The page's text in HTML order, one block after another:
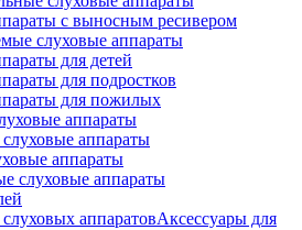
с выносным ресивером
слуховые аппараты
для детей
для подростков
для пожилых
аппараты
аппараты
аппараты
слуховые аппараты
Аксессуары для